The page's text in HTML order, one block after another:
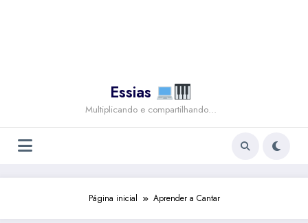
Essias
Multiplicando e compartilhando…
Página inicial Aprender a Cantar